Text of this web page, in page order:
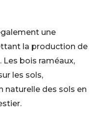
une
la production de
Les bois raméaux,
les sols,
naturelle des sols en